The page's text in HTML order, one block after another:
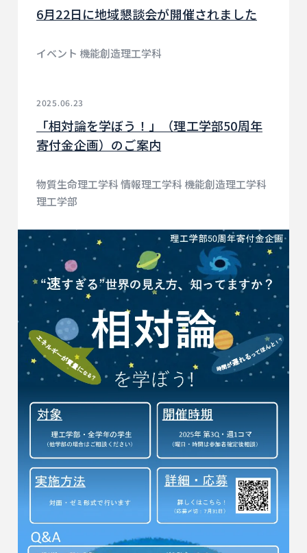
6月22日に地域懇談会が開催されました
イベント 機能創造理工学科
2025.06.23
「相対論を学ぼう！」（理工学部50周年
寄付金企画）のご案内
物質生命理工学科 情報理工学科 機能創造理工学科
理工学部